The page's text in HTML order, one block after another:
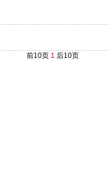
前10页 1 后10页